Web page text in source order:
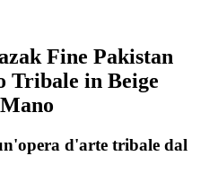
Fine Pakistan
Tribale in Beige
d'arte tribale dal